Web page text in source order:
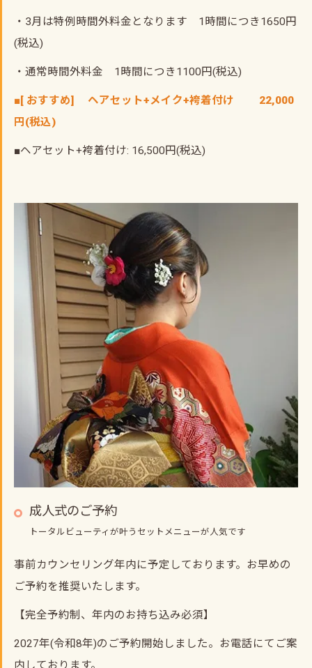
・3月は特例時間外料金となります 1時間につき1650円
(税込)
・通常時間外料金 1時間につき1100円(税込)
■[ おすすめ] ヘアセット+メイク+袴着付け 22,000
円(税込)
■ヘアセット+袴着付け: 16,500円(税込)
成人式のご予約
トータルビューティが叶うセットメニューが人気です
事前カウンセリング年内に予定しております。お早めの
ご予約を推奨いたします。
【完全予約制、年内のお持ち込み必須】
2027年(令和8年)のご予約開始しました。お電話にてご案
内しております。